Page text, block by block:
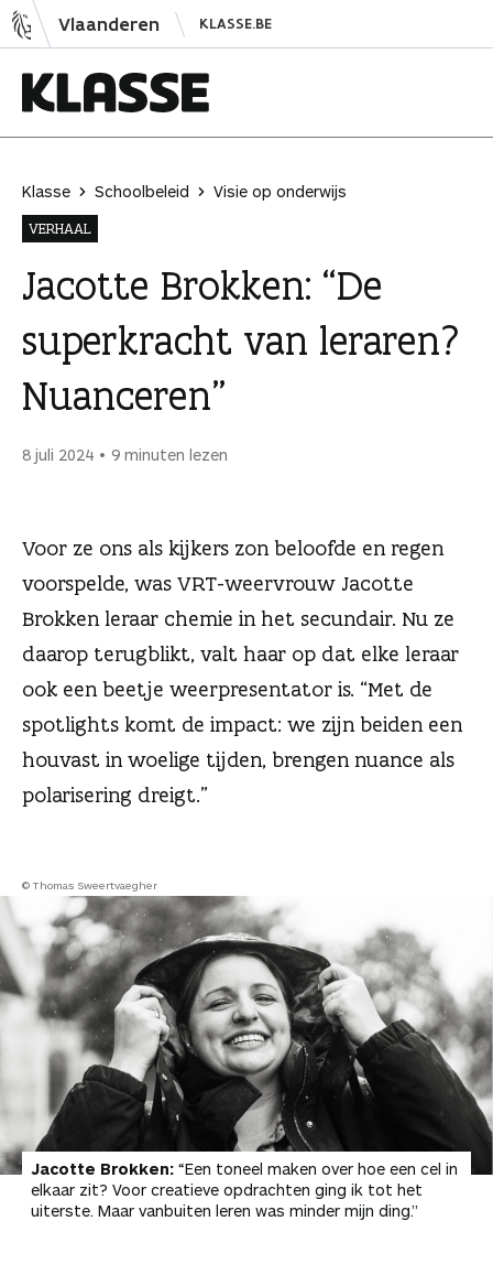
N
a
Vlaanderen KLASSE.BE
a
s
s
e
Klasse Schoolbeleid
Visie op onderwijs
VERHAAL
Jacotte Brokken: “De
superkracht van leraren?
Nuanceren”
8 juli 2024 9 minuten lezen
Voor ze ons als kijkers zon beloofde en regen
voorspelde, was VRT-weervrouw Jacotte
Brokken leraar chemie in het secundair. Nu ze
daarop terugblikt, valt haar op dat elke leraar
ook een beetje weerpresentator is. “Met de
spotlights komt de impact: we zijn beiden een
houvast in woelige tijden, brengen nuance als
polarisering dreigt.”
© Thomas Sweertvaegher
Jacotte Brokken: “Een toneel maken over hoe een cel in
elkaar zit? Voor creatieve opdrachten ging ik tot het
uiterste. Maar vanbuiten leren was minder mijn ding.”